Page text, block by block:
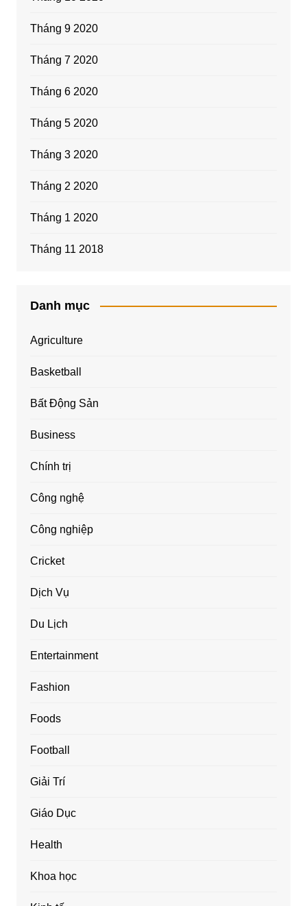
Tháng 9 2020
Tháng 7 2020
Tháng 6 2020
Tháng 5 2020
Tháng 3 2020
Tháng 2 2020
Tháng 1 2020
Tháng 11 2018
Danh mục
Agriculture
Basketball
Bất Động Sản
Business
Chính trị
Công nghệ
Công nghiệp
Cricket
Dịch Vụ
Du Lịch
Entertainment
Fashion
Foods
Football
Giải Trí
Giáo Dục
Health
Khoa học